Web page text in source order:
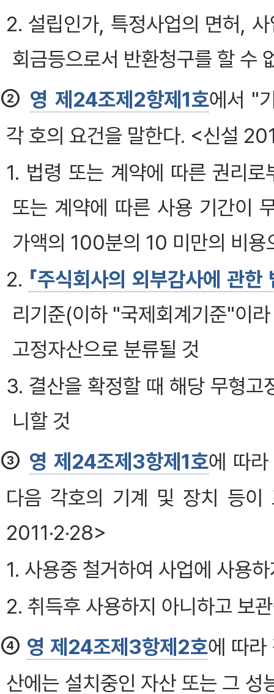
2. 설립인가, 특정사업의 면허,
회금등으로서 반환청구를 할 수
② 영 제24조제2항제1호에서 "
각 호의 요건을 말한다. <신설
1. 법령 또는 계약에 따른 권리
또는 계약에 따른 사용 기간이
가액의 100분의 10 미만의 비용
2. 「주식회사의 외부감사에 관
리기준(이하 "국제회계기준"이
고정자산으로 분류될 것
3. 결산을 확정할 때 해당 무형고
니할 것
③ 영 제24조제3항제1호에 따
다음 각호의 기계 및 장치 등이
2011·2·28>
1. 사용중 철거하여 사업에 사용
2. 취득후 사용하지 아니하고 보
④ 영 제24조제3항제2호에 따라
산에는 설치중인 자산 또는 그 성